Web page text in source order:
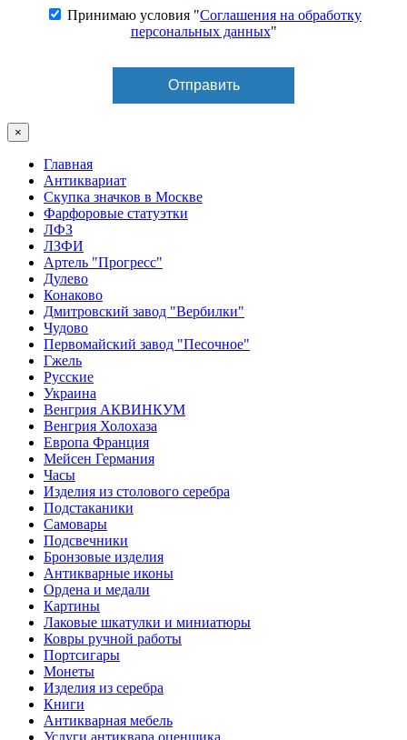
Принимаю условия "Соглашения на обработку
персональных данных"
×
Главная
Антиквариат
Скупка значков в Москве
Фарфоровые статуэтки
ЛФЗ
ЛЗФИ
Артель "Прогресс"
Дулево
Конаково
Дмитровский завод "Вербилки"
Чудово
Первомайский завод "Песочное"
Гжель
Русские
Украина
Венгрия АКВИНКУМ
Венгрия Холохаза
Европа Франция
Мейсен Германия
Часы
Изделия из столового серебра
Подстаканики
Самовары
Подсвечники
Бронзовые изделия
Антикварные иконы
Ордена и медали
Картины
Лаковые шкатулки и миниатюры
Ковры ручной работы
Портсигары
Монеты
Изделия из серебра
Книги
Антикварная мебель